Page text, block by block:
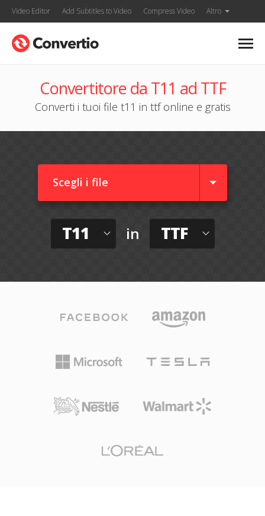
Video Editor Add Subtitles to Video Compress Video Altro
Convertitore da T11 ad TTF
Converti i tuoi file t11 in ttf online e gratis
Scegli i file
T11 in TTF